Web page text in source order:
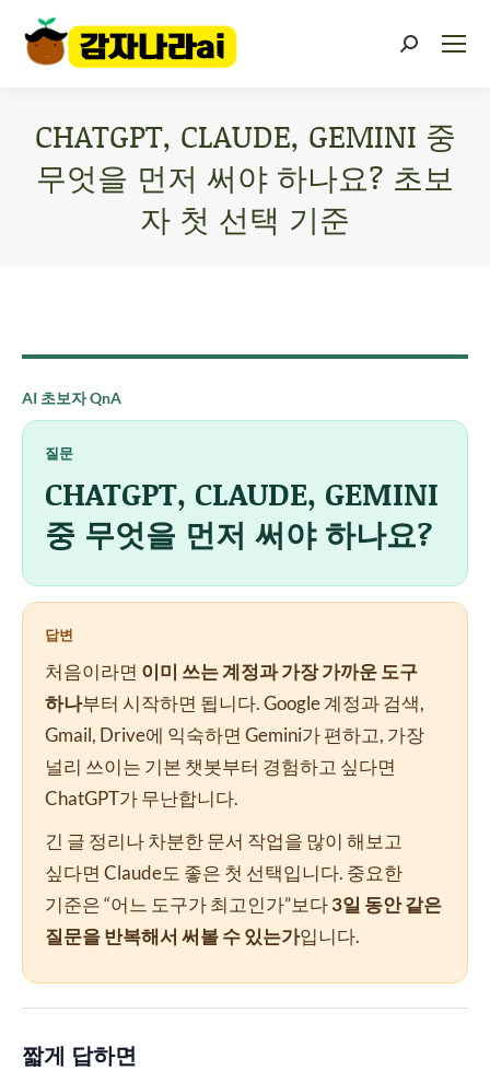
CHATGPT, CLAUDE, GEMINI 중
무엇을 먼저 써야 하나요? 초보
자 첫 선택 기준
AI 초보자 QnA
질문
CHATGPT, CLAUDE, GEMINI
중 무엇을 먼저 써야 하나요?
답변
처음이라면 이미 쓰는 계정과 가장 가까운 도구
하나부터 시작하면 됩니다. Google 계정과 검색,
Gmail, Drive에 익숙하면 Gemini가 편하고, 가장
널리 쓰이는 기본 챗봇부터 경험하고 싶다면
ChatGPT가 무난합니다.
긴 글 정리나 차분한 문서 작업을 많이 해보고
싶다면 Claude도 좋은 첫 선택입니다. 중요한
기준은 “어느 도구가 최고인가”보다3일 동안 같은
질문을 반복해서 써볼 수 있는가입니다.
짧게 답하면